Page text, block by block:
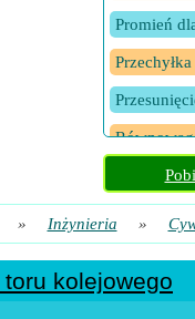
Promień
Stopień
» Inżynieria »
kolejowego